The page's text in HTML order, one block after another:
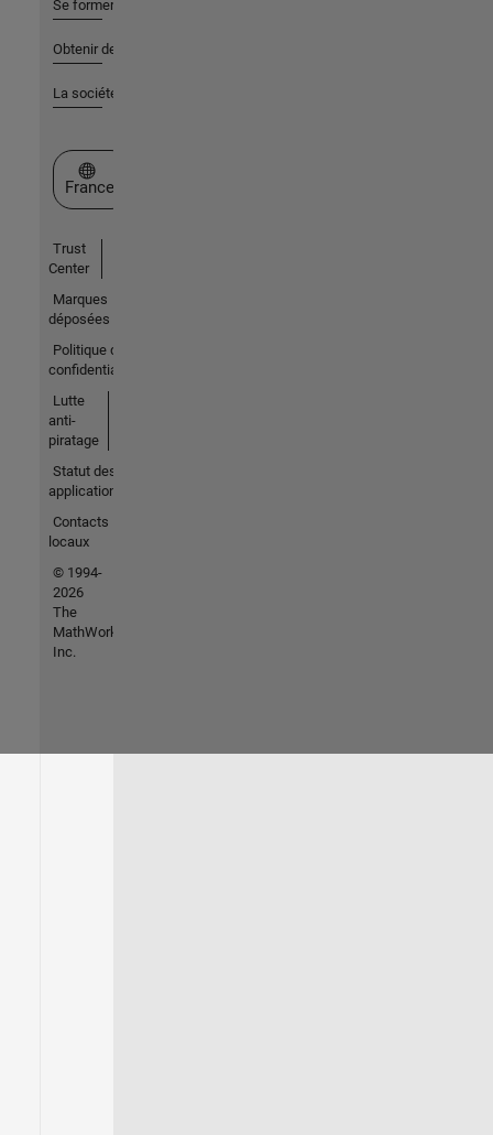
Se former
Obtenir de l'aide
La société
Sélectionner un site web
France
Trust
Center
Marques
déposées
Politique de
confidentialité
Lutte
anti-
piratage
Statut des
applications
Contacts
locaux
© 1994-
2026
The
MathWorks,
Inc.